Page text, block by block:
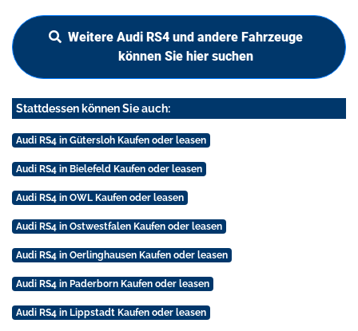
Weitere Audi RS4 und andere Fahrzeuge
können Sie hier suchen
Stattdessen können Sie auch:
Audi RS4 in Gütersloh Kaufen oder leasen
Audi RS4 in Bielefeld Kaufen oder leasen
Audi RS4 in OWL Kaufen oder leasen
Audi RS4 in Ostwestfalen Kaufen oder leasen
Audi RS4 in Oerlinghausen Kaufen oder leasen
Audi RS4 in Paderborn Kaufen oder leasen
Audi RS4 in Lippstadt Kaufen oder leasen